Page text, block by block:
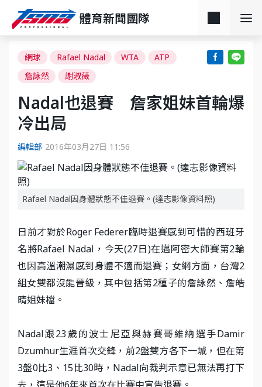
體育新聞團隊
網球 Rafael Nadal WTA
ATP
詹詠然
謝淑薇
Nadal也退賽 詹家姐妹首輪爆
冷出局
編輯部 2016年03月27日 11:56
Rafael Nadal因身體狀態不佳退賽。(達志影像資料照)
日前才對於Roger Federer臨時退賽感到可惜的西班牙
名將Rafael Nadal，今天(27日)在邁阿密大師賽第2輪
也因高溫潮濕感到身體不適而退賽；女網方面，台灣2
組女雙都沒能晉級，其中包括第2種子的詹詠然、詹皓
晴姐妹檔。
Nadal跟23歲的波士尼亞與赫賽哥維納選手Damir
Dzumhur生涯首次交鋒，前2盤雙方各下一城，但在第
3盤0比3、15比30時，Nadal向裁判示意已無法再打下